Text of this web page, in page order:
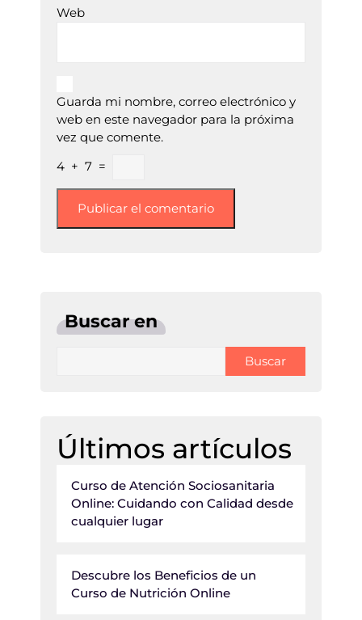
Web
Guarda mi nombre, correo electrónico y
web en este navegador para la próxima
vez que comente.
4 + 7 =
Buscar en
Buscar
Últimos artículos
Curso de Atención Sociosanitaria
Online: Cuidando con Calidad desde
cualquier lugar
Descubre los Beneficios de un
Curso de Nutrición Online